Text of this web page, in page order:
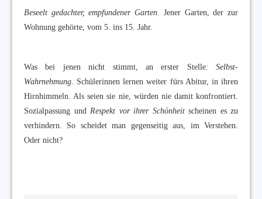
Beseelt gedachter, empfundener Garten . Jener Garten, der zur
Wohnung gehörte, vom 5. ins 15. Jahr.
Was bei jenen nicht stimmt, an erster Stelle: Selbst-
Wahrnehmung . Schülerinnen lernen weiter fürs Abitur, in ihren
Hirnhimmeln. Als seien sie nie, würden nie damit konfrontiert.
Sozialpassung und Respekt vor ihrer Schönheitscheinen es zu
verhindern. So scheidet man gegenseitig aus, im Verstehen.
Oder nicht?